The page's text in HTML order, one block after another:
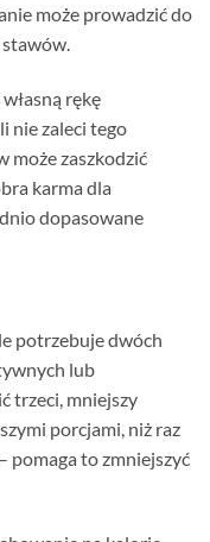
może prowadzić do
rękę
nie zaleci tego
może zaszkodzić
karma dla
dopasowane
potrzebuje dwóch
lub
trzeci, mniejszy
porcjami, niż raz
pomaga to zmniejszyć